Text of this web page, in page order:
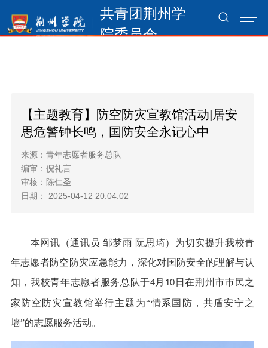
共青团荆州学
院委员会
【主题教育】防空防灾宣教馆活动|居安
思危警钟长鸣，国防安全永记心中
来源：青年志愿者服务总队
编审：倪礼言
审核：陈仁圣
日期： 2025-04-12 20:04:02
本网讯（通讯员 邹梦雨 阮思琦）为切实提升我校青
年志愿者防空防灾应急能力，深化对国防安全的理解与认
知，我校青年志愿者服务总队于4月 10 日在荆州市市民之
家防空防灾宣教馆举行主题为“情系国防，共盾安宁之
墙”的志愿服务活动。